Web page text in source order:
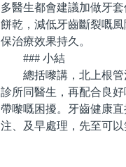
多醫生都會建議加做牙
餅乾，減低牙齒斷裂嘅
保治療效果持久。
### 小結
總括嚟講，北上根管
診所同醫生，再配合良
帶嚟嘅困擾。牙齒健康
注、及早處理，先至可以